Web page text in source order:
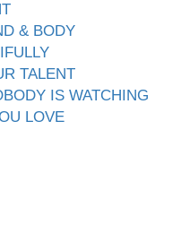
& BODY
TALENT
IS WATCHING
LOVE